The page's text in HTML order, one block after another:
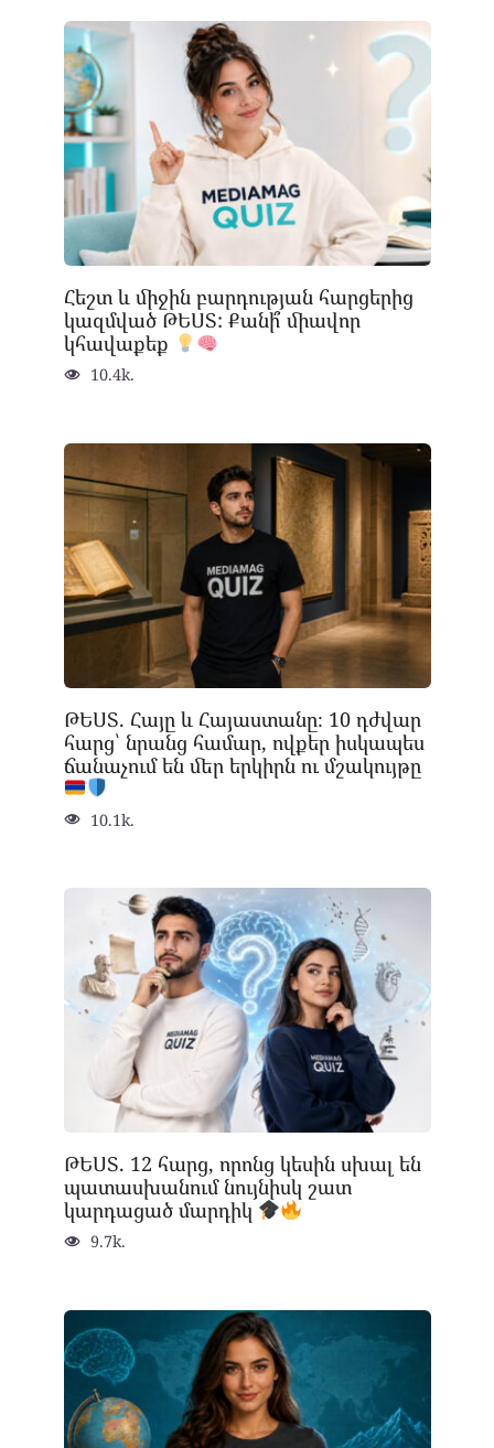
Հեշտ և միջին բարդության հարցերից
կազմված ԹԵՍՏ: Քանի՞ միավոր
կհավաքեք
10.4k.
ԹԵՍՏ. Հայը և Հայաստանը։ 10 դժվար
հարց՝ նրանց համար, ովքեր իսկապես
ճանաչում են մեր երկիրն ու մշակույթը
10.1k.
ԹԵՍՏ. 12 հարց, որոնց կեսին սխալ են
պատասխանում նույնիսկ շատ
կարդացած մարդիկ
9.7k.